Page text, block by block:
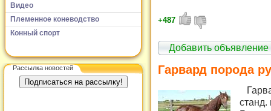
Видео
Племенное коневодство
Конный спорт
Рассылка новостей
+487
Добавить объявление
Гарвард порода
станд.